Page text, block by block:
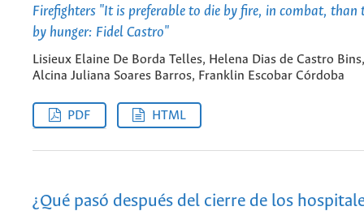
Firefighters "It is preferable to die by fire, in combat, than
by hunger: Fidel Castro"
Lisieux Elaine De Borda Telles, Helena Dias de Castro Bins,
Alcina Juliana Soares Barros, Franklin Escobar Córdoba
PDF HTML
¿Qué pasó después del cierre de los